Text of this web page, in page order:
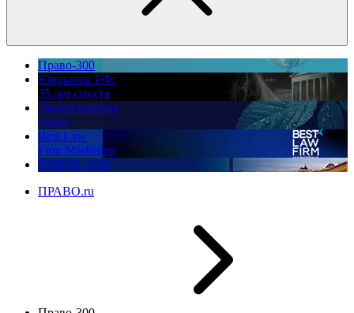
Право-300
Юррынок РФ:
35 лет спустя
Экологическое
право
Best Law
Firm Marketing
ПМЮФ 2026
ПРАВО.ru